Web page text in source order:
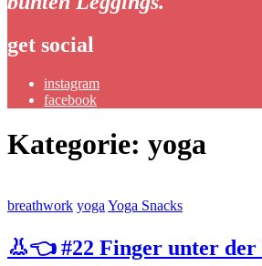
get social
instagram
facebook
Kategorie: yoga
breathwork yoga Yoga Snacks
👃👈 #22 Finger unter der